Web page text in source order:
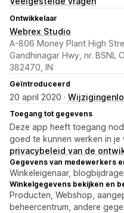
Ontwikkelaar
Webrex Studio
A-806 Money Plant High
Gandhinagar Hwy, nr. BSNL
382470, IN
Geïntroduceerd
20 april 2020 ·
Toegang tot gegevens
Deze app heeft toegang
goed te kunnen werken in je
privacybeleid van de
Gegevens van medewerkers
Winkeleigenaar,
Winkelgegevens bekijken en
Producten, Webshop,
beheercentrum, andere